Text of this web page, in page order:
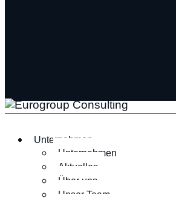
Unternehmen
Unternehmen
Aktuelles
Über uns
Unser Team